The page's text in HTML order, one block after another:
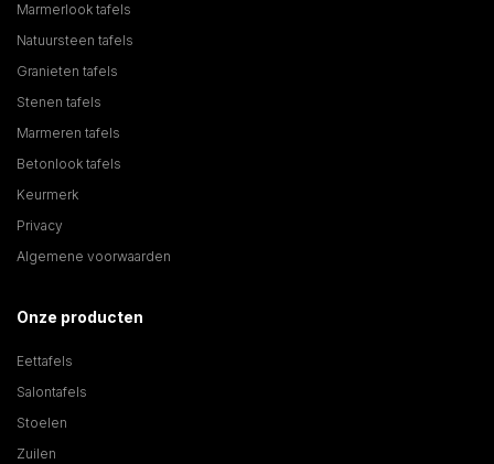
Marmerlook tafels
Natuursteen tafels
Granieten tafels
Stenen tafels
Marmeren tafels
Betonlook tafels
Keurmerk
Privacy
Algemene voorwaarden
Onze producten
Eettafels
Salontafels
Stoelen
Zuilen